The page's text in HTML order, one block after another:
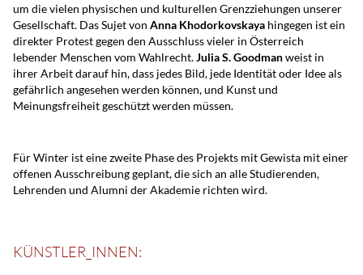
um die vielen physischen und kulturellen Grenzziehungen unserer
Gesellschaft. Das Sujet von Anna Khodorkovskaya hingegen ist ein
direkter Protest gegen den Ausschluss vieler in Österreich
lebender Menschen vom Wahlrecht.Julia S. Goodmanweist in
ihrer Arbeit darauf hin, dass jedes Bild, jede Identität oder Idee als
gefährlich angesehen werden können, und Kunst und
Meinungsfreiheit geschützt werden müssen.
Für Winter ist eine zweite Phase des Projekts mit Gewista mit einer
offenen Ausschreibung geplant, die sich an alle Studierenden,
Lehrenden und Alumni der Akademie richten wird.
KÜNSTLER_INNEN: